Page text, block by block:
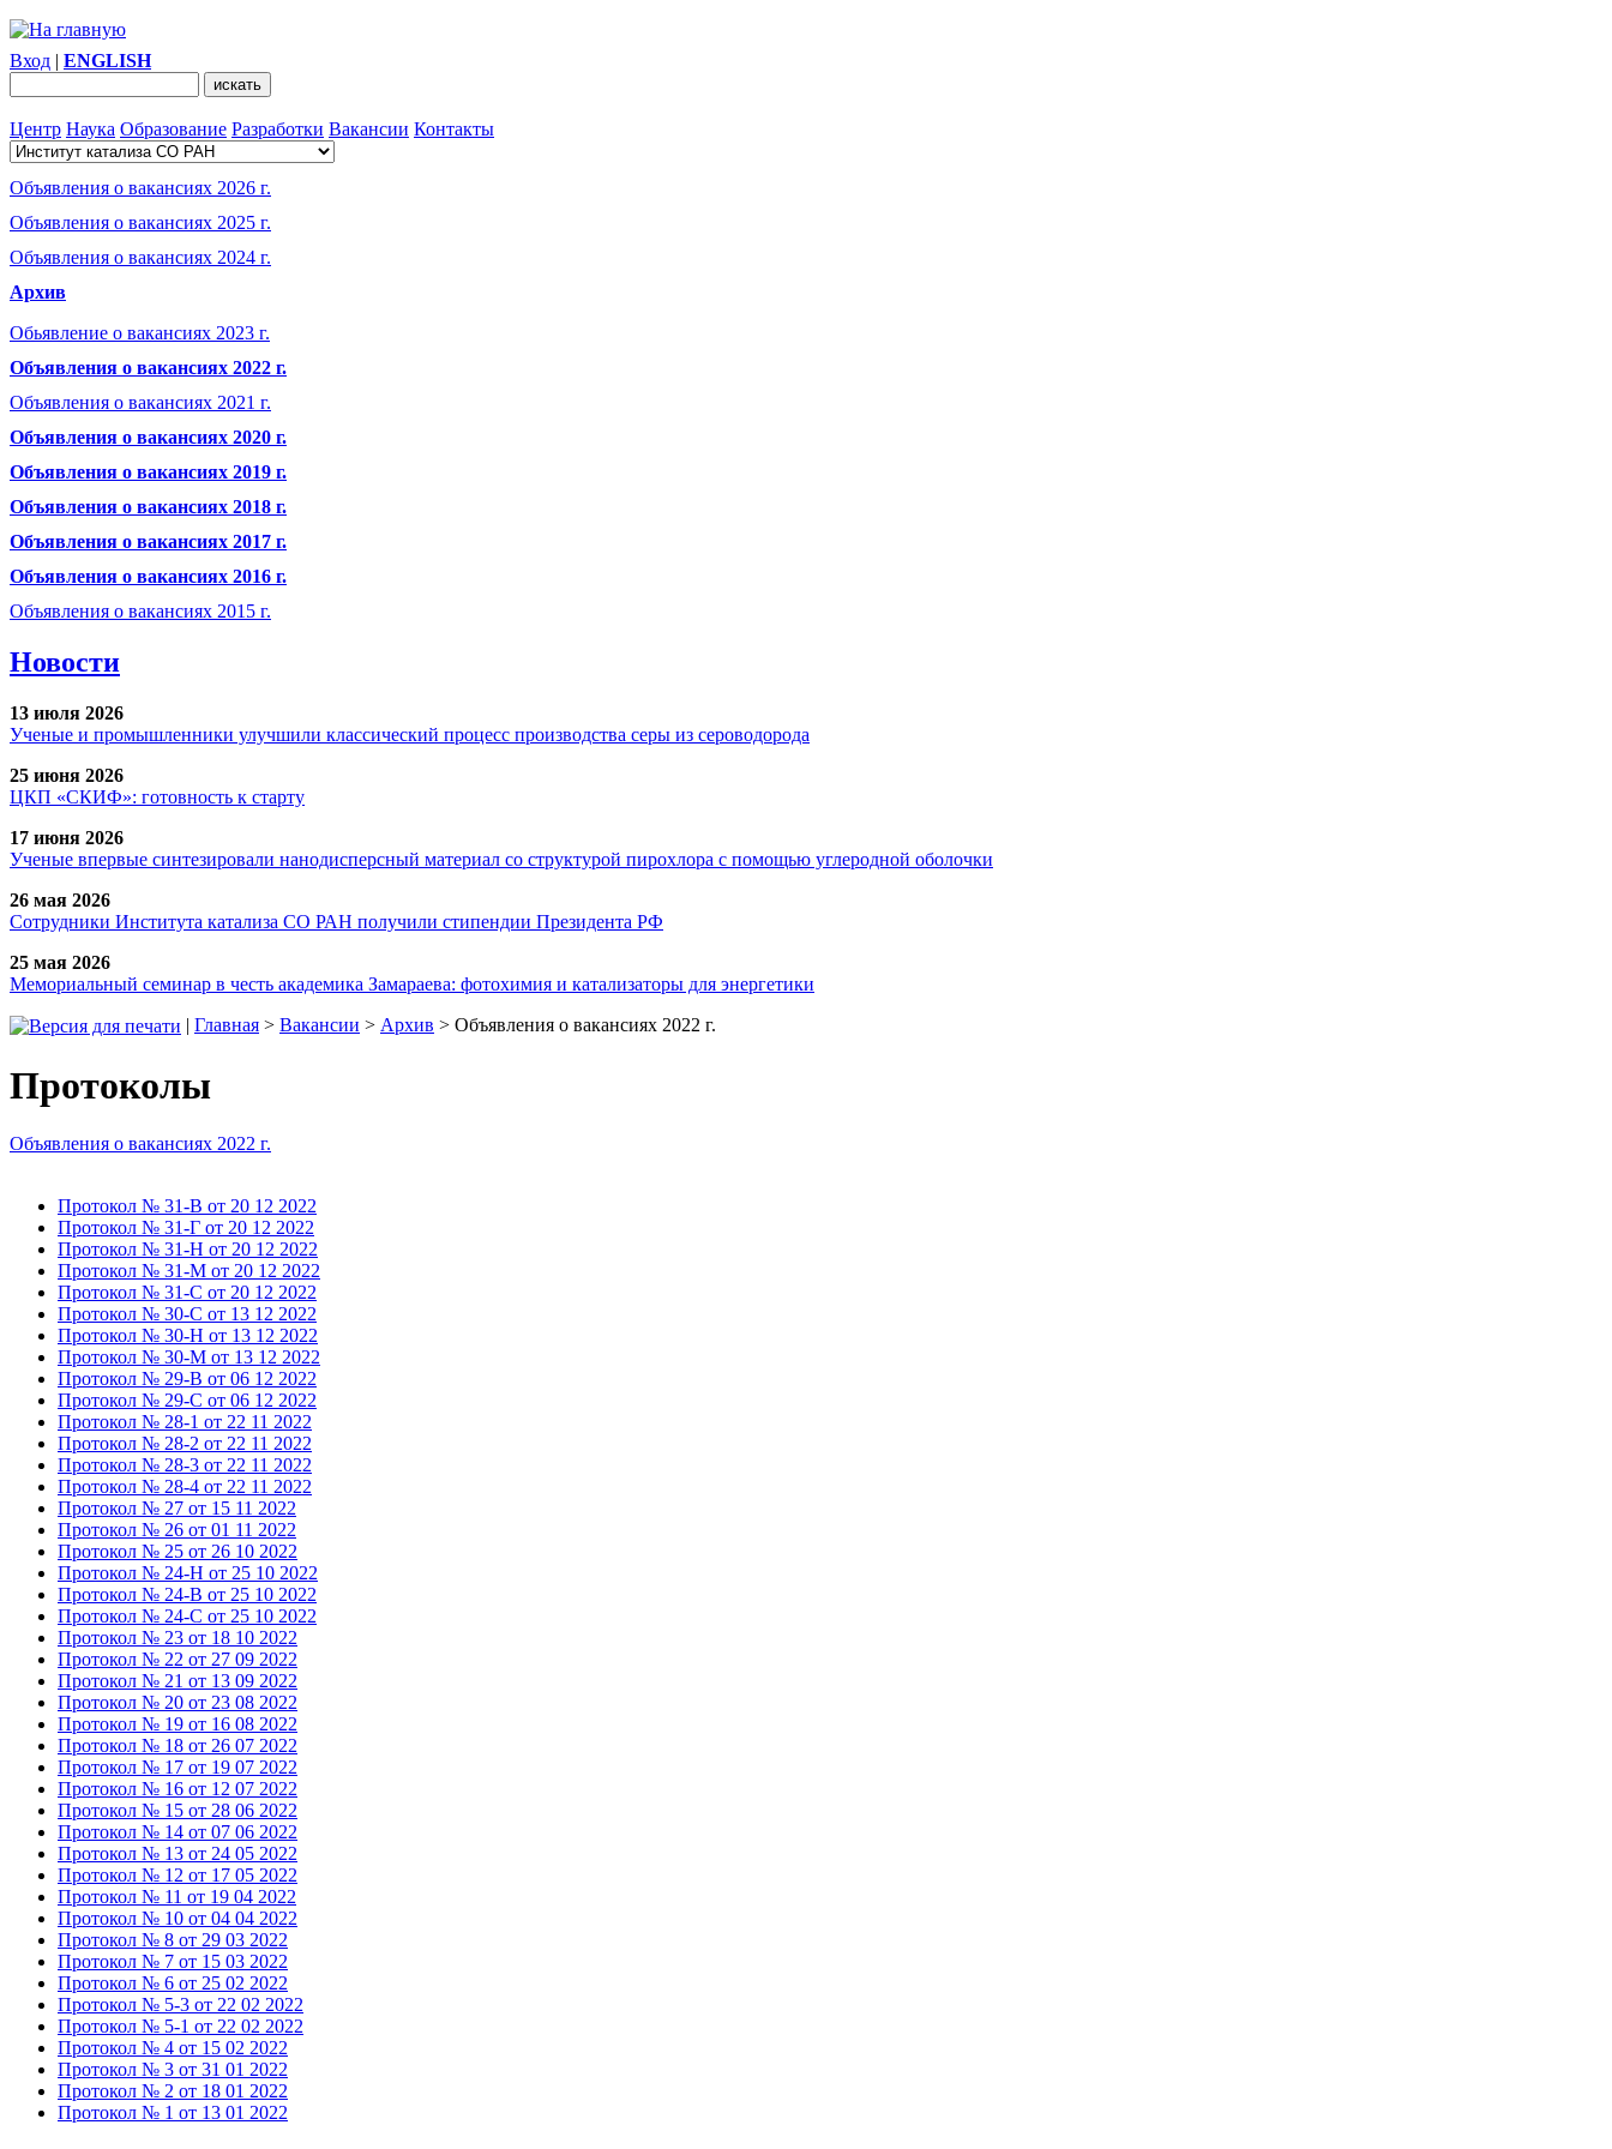
Вход | ENGLISH
Центр Наука Образование Разработки Вакансии Контакты
Объявления о вакансиях 2026 г.
Объявления о вакансиях 2025 г.
Объявления о вакансиях 2024 г.
Архив
Обьявление о вакансиях 2023 г.
Объявления о вакансиях 2022 г.
Объявления о вакансиях 2021 г.
Объявления о вакансиях 2020 г.
Объявления о вакансиях 2019 г.
Объявления о вакансиях 2018 г.
Объявления о вакансиях 2017 г.
Объявления о вакансиях 2016 г.
Объявления о вакансиях 2015 г.
Новости
13 июля 2026
Ученые и промышленники улучшили классический процесс производства серы из сероводорода
25 июня 2026
ЦКП «СКИФ»: готовность к старту
17 июня 2026
Ученые впервые синтезировали нанодисперсный материал со структурой пирохлора с помощью углеродной оболочки
26 мая 2026
Сотрудники Института катализа СО РАН получили стипендии Президента РФ
25 мая 2026
Мемориальный семинар в честь академика Замараева: фотохимия и катализаторы для энергетики
| Главная > Вакансии > Архив > Объявления о вакансиях 2022 г.
Протоколы
Объявления о вакансиях 2022 г.
Протокол № 31-В от 20 12 2022
Протокол № 31-Г от 20 12 2022
Протокол № 31-Н от 20 12 2022
Протокол № 31-М от 20 12 2022
Протокол № 31-С от 20 12 2022
Протокол № 30-С от 13 12 2022
Протокол № 30-Н от 13 12 2022
Протокол № 30-М от 13 12 2022
Протокол № 29-B от 06 12 2022
Протокол № 29-C от 06 12 2022
Протокол № 28-1 от 22 11 2022
Протокол № 28-2 от 22 11 2022
Протокол № 28-3 от 22 11 2022
Протокол № 28-4 от 22 11 2022
Протокол № 27 от 15 11 2022
Протокол № 26 от 01 11 2022
Протокол № 25 от 26 10 2022
Протокол № 24-H от 25 10 2022
Протокол № 24-B от 25 10 2022
Протокол № 24-С от 25 10 2022
Протокол № 23 от 18 10 2022
Протокол № 22 от 27 09 2022
Протокол № 21 от 13 09 2022
Протокол № 20 от 23 08 2022
Протокол № 19 от 16 08 2022
Протокол № 18 от 26 07 2022
Протокол № 17 от 19 07 2022
Протокол № 16 от 12 07 2022
Протокол № 15 от 28 06 2022
Протокол № 14 от 07 06 2022
Протокол № 13 от 24 05 2022
Протокол № 12 от 17 05 2022
Протокол № 11 от 19 04 2022
Протокол № 10 от 04 04 2022
Протокол № 8 от 29 03 2022
Протокол № 7 от 15 03 2022
Протокол № 6 от 25 02 2022
Протокол № 5-3 от 22 02 2022
Протокол № 5-1 от 22 02 2022
Протокол № 4 от 15 02 2022
Протокол № 3 от 31 01 2022
Протокол № 2 от 18 01 2022
Протокол № 1 от 13 01 2022